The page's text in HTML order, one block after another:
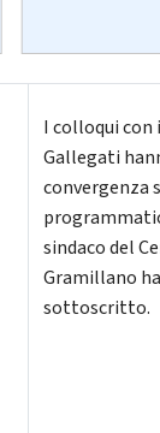
I colloqui con
Gallegati
convergenza
sindaco del
Gramillano
sottoscritto.